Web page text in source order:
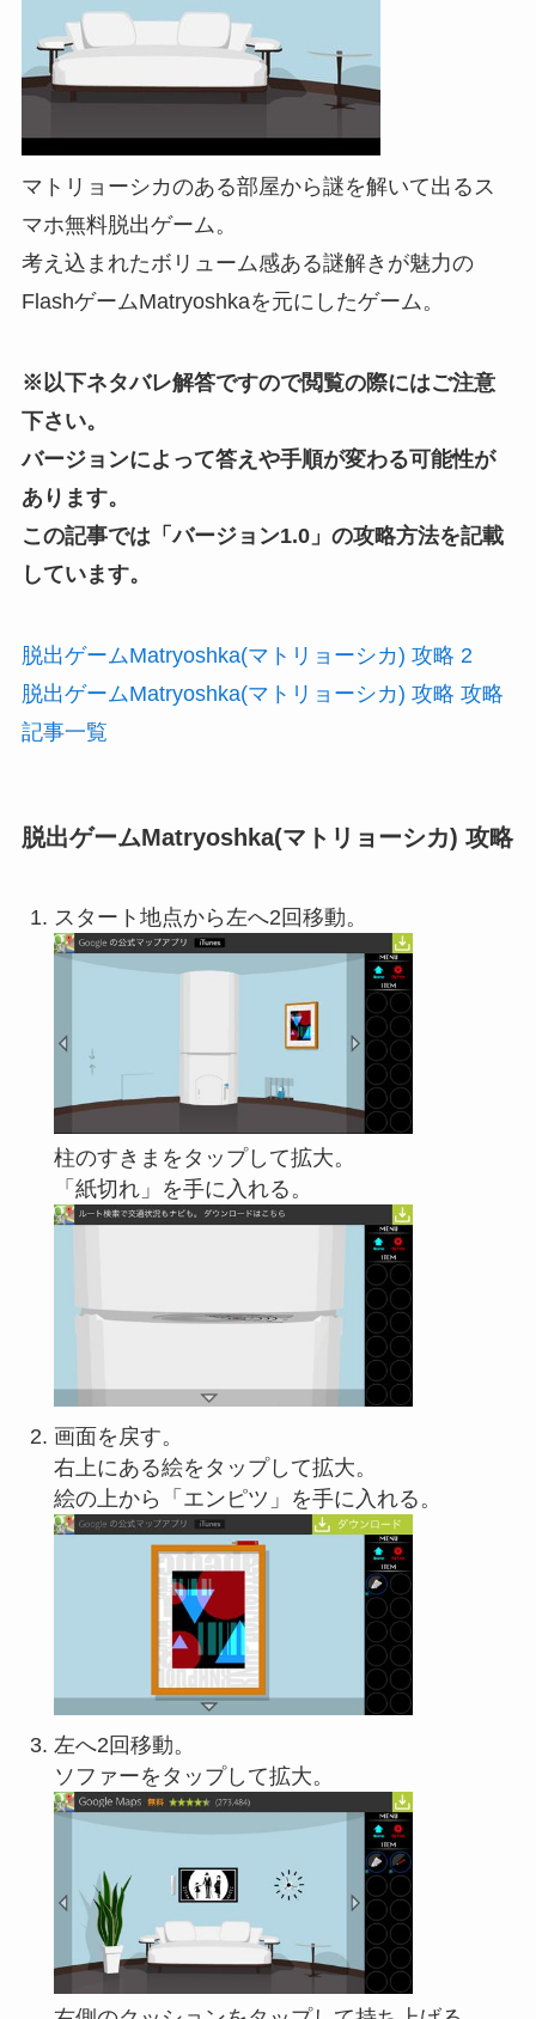
マトリョーシカのある部屋から謎を解いて出るス
マホ無料脱出ゲーム。
考え込まれたボリューム感ある謎解きが魅力の
FlashゲームMatryoshkaを元にしたゲーム。
※以下ネタバレ解答ですので閲覧の際にはご注意
下さい。
バージョンによって答えや手順が変わる可能性が
あります。
この記事では「バージョン1.0」の攻略方法を記載
しています。
脱出ゲームMatryoshka(マトリョーシカ) 攻略 2
脱出ゲームMatryoshka(マトリョーシカ) 攻略 攻略
記事一覧
脱出ゲームMatryoshka(マトリョーシカ) 攻略
スタート地点から左へ2回移動。
柱のすきまをタップして拡大。
「紙切れ」を手に入れる。
画面を戻す。
右上にある絵をタップして拡大。
絵の上から「エンピツ」を手に入れる。
左へ2回移動。
ソファーをタップして拡大。